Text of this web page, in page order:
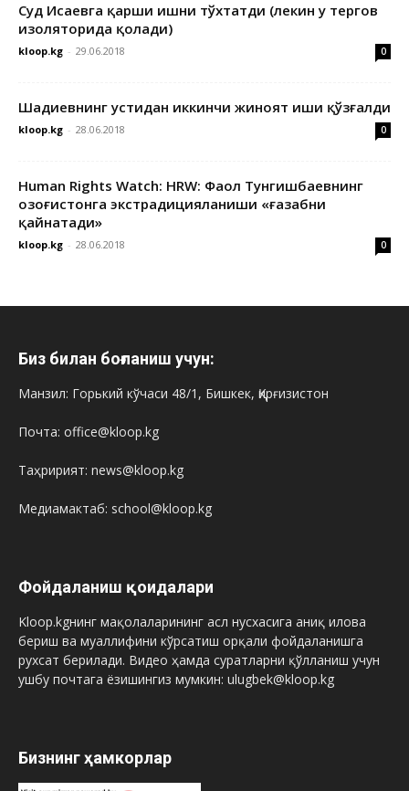
Суд Исаевга қарши ишни тўхтатди (лекин у тергов
изоляторида қолади)
kloop.kg - 29.06.2018 0
Шадиевнинг устидан иккинчи жиноят иши қўзғалди
kloop.kg - 28.06.2018 0
Human Rights Watch: HRW: Фаол Тунгишбаевнинг
Қозоғистонга экстрадицияланиши «ғазабни
қайнатади»
kloop.kg - 28.06.2018 0
Биз билан боғланиш учун:
Манзил: Горький кўчаси 48/1, Бишкек, Қирғизистон
Почта: office@kloop.kg
Таҳририят: news@kloop.kg
Медиамактаб: school@kloop.kg
Фойдаланиш қоидалари
Kloop.kgнинг мақолаларининг асл нусхасига аниқ илова
бериш ва муаллифини кўрсатиш орқали фойдаланишга
рухсат берилади. Видео ҳамда суратларни қўлланиш учун
ушбу почтага ёзишингиз мумкин: ulugbek@kloop.kg
Бизнинг ҳамкорлар